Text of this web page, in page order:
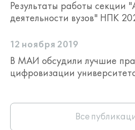
Результаты работы секции
деятельности вузов" НПК
12 ноября 2019
В МАИ обсудили лучшие
цифровизации
Все